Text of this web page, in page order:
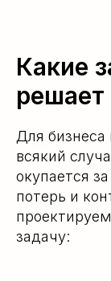
Какие
Для бизнеса
всякий
окупается
потерь и
задачу: